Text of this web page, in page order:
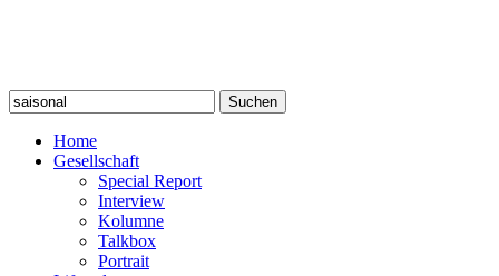
Suchen
nach:
Home
Gesellschaft
Special Report
Interview
Kolumne
Talkbox
Portrait